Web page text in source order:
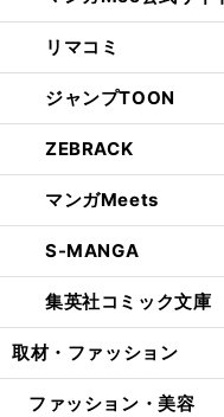
リマコミ
ジャンプTOON
ZEBRACK
マンガMeets
S-MANGA
集英社コミック文庫
取材・ファッション
ファッション・美容